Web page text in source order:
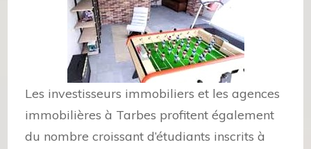
Les investisseurs immobiliers et les agences
immobilières à Tarbes profitent également
du nombre croissant d’étudiants inscrits à